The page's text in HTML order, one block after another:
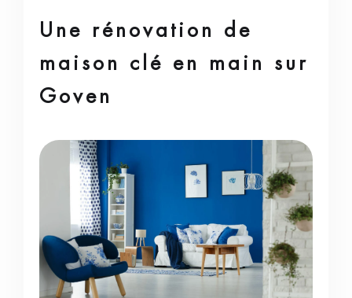
Une rénovation de
maison clé en main sur
Goven